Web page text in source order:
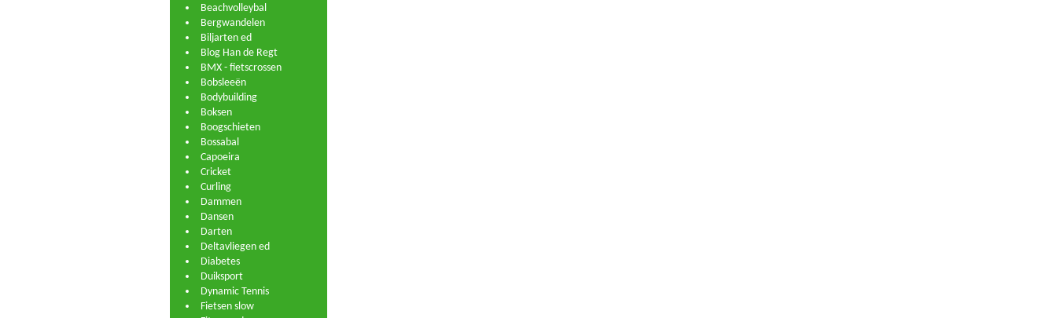
Beachvolleybal
Bergwandelen
Biljarten ed
Blog Han de Regt
BMX - fietscrossen
Bobsleeën
Bodybuilding
Boksen
Boogschieten
Bossabal
Capoeira
Cricket
Curling
Dammen
Dansen
Darten
Deltavliegen ed
Diabetes
Duiksport
Dynamic Tennis
Fietsen slow